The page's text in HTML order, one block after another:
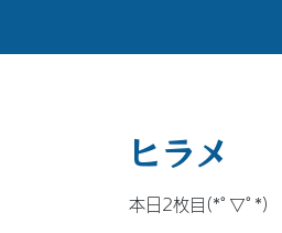
ヒラメ
本日2枚目(*ﾟ▽ﾟ*)